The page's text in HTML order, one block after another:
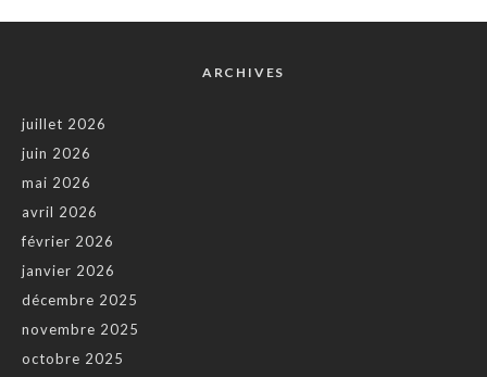
ARCHIVES
juillet 2026
juin 2026
mai 2026
avril 2026
février 2026
janvier 2026
décembre 2025
novembre 2025
octobre 2025